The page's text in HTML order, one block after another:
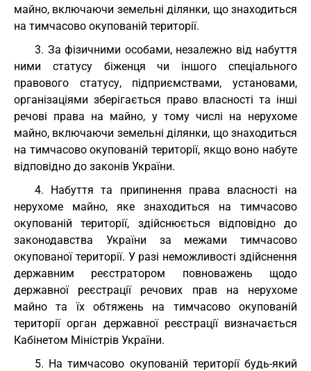
майно, включаючи земельні ділянки, що знаходиться
на тимчасово окупованій території.
3. За фізичними особами, незалежно від набуття
ними статусу біженця чи іншого спеціального
правового статусу, підприємствами, установами,
організаціями зберігається право власності та інші
речові права на майно, у тому числі на нерухоме
майно, включаючи земельні ділянки, що знаходиться
на тимчасово окупованій території, якщо воно набуте
відповідно до законів України.
4. Набуття та припинення права власності на
нерухоме майно, яке знаходиться на тимчасово
окупованій території, здійснюється відповідно до
законодавства України за межами тимчасово
окупованої території. У разі неможливості здійснення
державним реєстратором повноважень щодо
державної реєстрації речових прав на нерухоме
майно та їх обтяжень на тимчасово окупованій
території орган державної реєстрації визначається
Кабінетом Міністрів України.
5. На тимчасово окупованій території будь-який